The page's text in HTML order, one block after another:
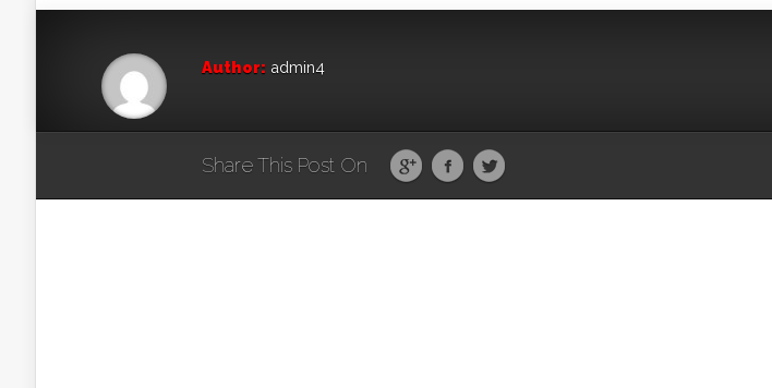
Author: admin4
Share This Post On